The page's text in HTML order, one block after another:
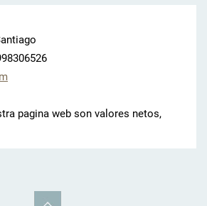
pagina web son valores netos,